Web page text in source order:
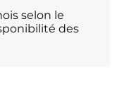
selon le
des